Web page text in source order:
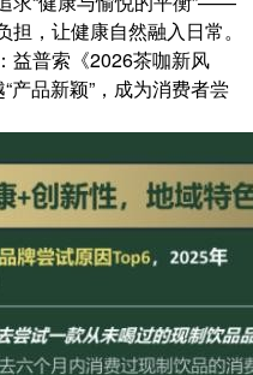
，让健康自然融入日常。
益普索《2026茶咖新风
产品新颖”，成为消费者尝